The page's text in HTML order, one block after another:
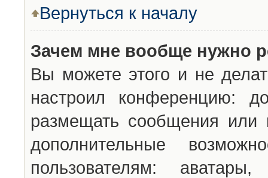
Вернуться к началу
Зачем мне вообще нужно
Вы можете этого и не
настроил конференцию:
размещать сообщения или
дополнительные
пользователям: